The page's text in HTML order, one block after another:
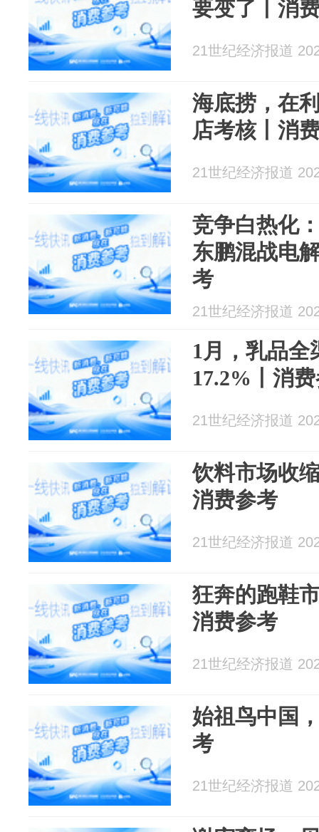
要变了丨消
21世纪经济报道
海底捞，在
店考核丨消
21世纪经济报道
竞争白热化
东鹏混战电
考
21世纪经济报道
1月，乳品全
17.2%丨消
21世纪经济报道
饮料市场收
消费参考
21世纪经济报道
狂奔的跑鞋
消费参考
21世纪经济报道
始祖鸟中国
考
21世纪经济报道